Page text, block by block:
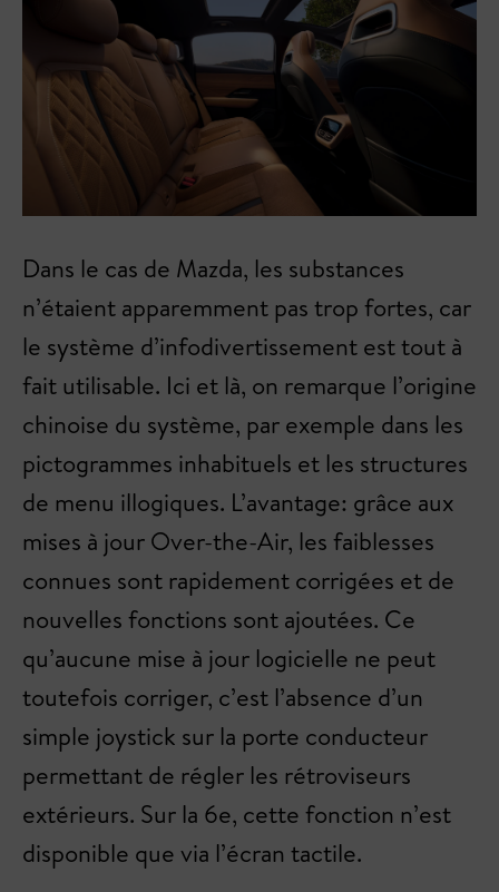
Dans le cas de Mazda, les substances
n’étaient apparemment pas trop fortes, car
le système d’infodivertissement est tout à
fait utilisable. Ici et là, on remarque l’origine
chinoise du système, par exemple dans les
pictogrammes inhabituels et les structures
de menu illogiques. L’avantage: grâce aux
mises à jour Over-the-Air, les faiblesses
connues sont rapidement corrigées et de
nouvelles fonctions sont ajoutées. Ce
qu’aucune mise à jour logicielle ne peut
toutefois corriger, c’est l’absence d’un
simple joystick sur la porte conducteur
permettant de régler les rétroviseurs
extérieurs. Sur la 6e, cette fonction n’est
disponible que via l’écran tactile.